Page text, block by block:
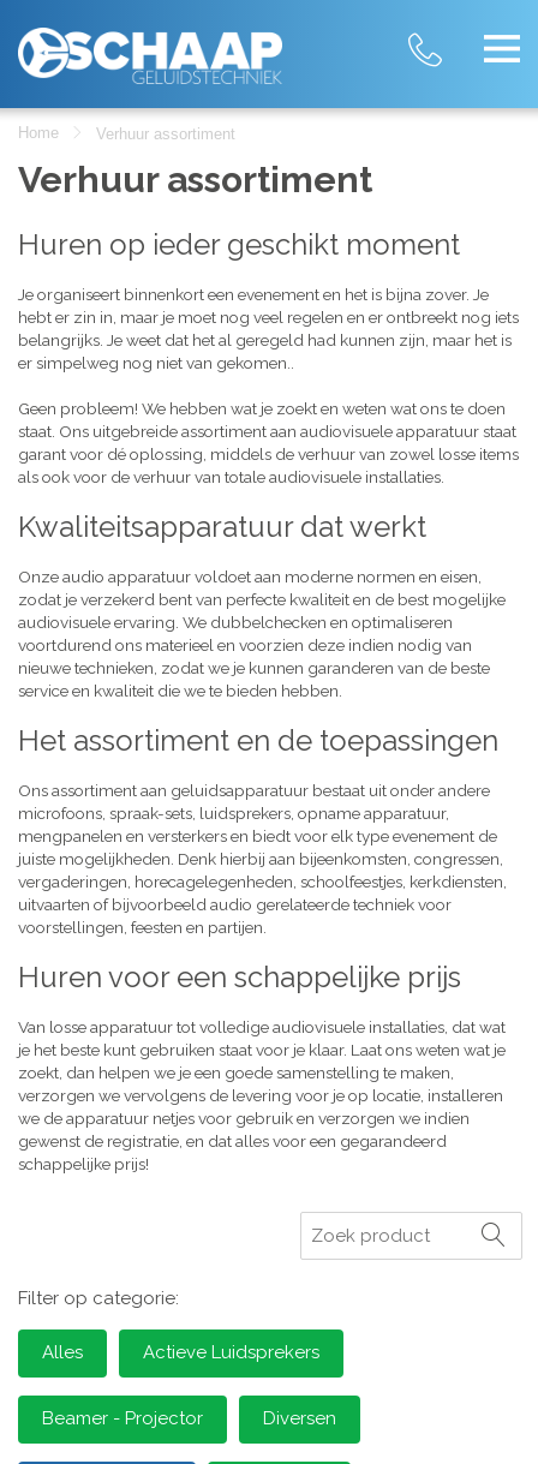
Home Verhuur assortiment
Verhuur assortiment
Huren op ieder geschikt moment
Je organiseert binnenkort een evenement en het is bijna zover. Je
hebt er zin in, maar je moet nog veel regelen en er ontbreekt nog iets
belangrijks. Je weet dat het al geregeld had kunnen zijn, maar het is
er simpelweg nog niet van gekomen..
Geen probleem! We hebben wat je zoekt en weten wat ons te doen
staat. Ons uitgebreide assortiment aan audiovisuele apparatuur staat
garant voor dé oplossing, middels de verhuur van zowel losse items
als ook voor de verhuur van totale audiovisuele installaties.
Kwaliteitsapparatuur dat werkt
Onze audio apparatuur voldoet aan moderne normen en eisen,
zodat je verzekerd bent van perfecte kwaliteit en de best mogelijke
audiovisuele ervaring. We dubbelchecken en optimaliseren
voortdurend ons materieel en voorzien deze indien nodig van
nieuwe technieken, zodat we je kunnen garanderen van de beste
service en kwaliteit die we te bieden hebben.
Het assortiment en de toepassingen
Ons assortiment aan geluidsapparatuur bestaat uit onder andere
microfoons, spraak-sets, luidsprekers, opname apparatuur,
mengpanelen en versterkers en biedt voor elk type evenement de
juiste mogelijkheden. Denk hierbij aan bijeenkomsten, congressen,
vergaderingen, horecagelegenheden, schoolfeestjes, kerkdiensten,
uitvaarten of bijvoorbeeld audio gerelateerde techniek voor
voorstellingen, feesten en partijen.
Huren voor een schappelijke prijs
Van losse apparatuur tot volledige audiovisuele installaties, dat wat
je het beste kunt gebruiken staat voor je klaar. Laat ons weten wat je
zoekt, dan helpen we je een goede samenstelling te maken,
verzorgen we vervolgens de levering voor je op locatie, installeren
we de apparatuur netjes voor gebruik en verzorgen we indien
gewenst de registratie, en dat alles voor een gegarandeerd
schappelijke prijs!
Zoeken
Filter op categorie:
Alles Actieve Luidsprekers
Beamer - Projector Diversen